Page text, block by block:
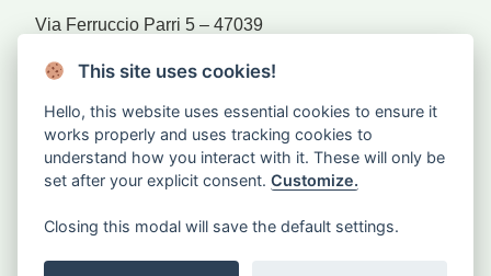
Via Ferruccio Parri 5 – 47039
Rivenditori
Sei rivenditore?Accedi
This site uses cookies!
Hello, this website uses essential cookies to ensure it
works properly and uses tracking cookies to
understand how you interact with it. These will only be
set after your explicit consent. Customize.
Closing this modal will save the default settings.